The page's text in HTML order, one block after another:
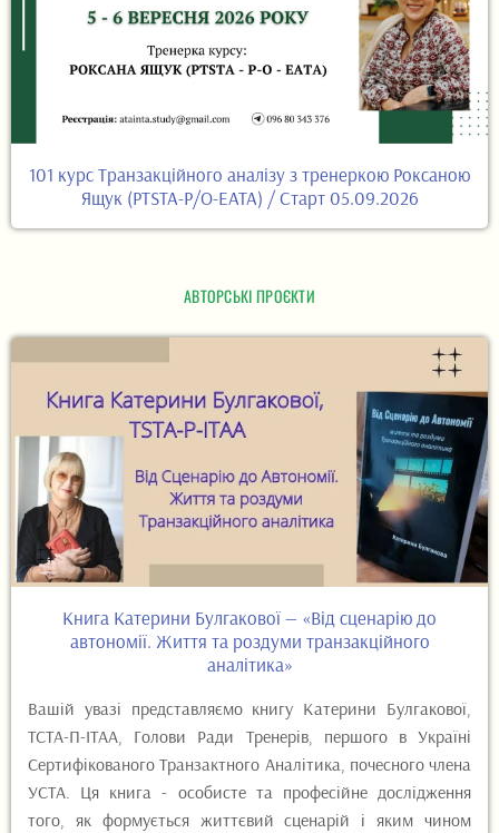
101 курс Транзакційного аналізу з тренеркою Роксаною
Ящук (PTSTA-P/O-EATA) / Старт 05.09.2026
АВТОРСЬКІ ПРОЄКТИ
Книга Катерини Булгакової — «Від сценарію до
автономії. Життя та роздуми транзакційного
аналітика»
Вашій увазі представляємо книгу Катерини Булгакової,
ТСТА-П-ІТАА, Голови Ради Тренерів, першого в Україні
Сертифікованого Транзактного Аналітика, почесного члена
УСТА. Ця книга - особисте та професійне дослідження
того, як формується життєвий сценарій і яким чином